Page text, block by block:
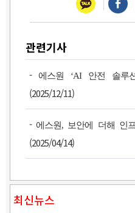
관련기사
- 에스원 ‘AI 안전 솔루
(2025/12/11)
- 에스원, 보안에 더해 인프
(2025/04/14)
최신뉴스